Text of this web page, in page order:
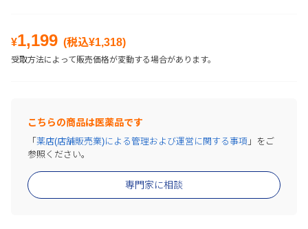
¥1,199 (税込¥1,318)
受取方法によって販売価格が変動する場合があります。
こちらの商品は医薬品です
専門家に相談
「 薬店(店舗販売業)による管理および運営に関する事項 」をご
参照ください。